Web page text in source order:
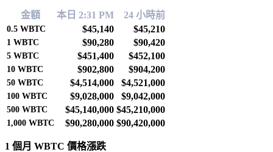
金額 本日 2:31 PM 24 小時前
0.5 WBTC $45,140 $45,210
1 WBTC $90,280 $90,420
5 WBTC $451,400 $452,100
10 WBTC $902,800 $904,200
50 WBTC $4,514,000 $4,521,000
100 WBTC $9,028,000 $9,042,000
500 WBTC $45,140,000 $45,210,000
1,000 WBTC $90,280,000 $90,420,000
1 個月 WBTC 價格漲跌